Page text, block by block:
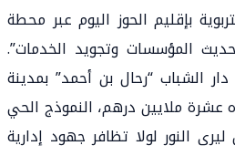
بإقليم الحوز اليوم عبر محطة
المؤسسات وتجويد الخدمات”.
الشباب “رحال بن أحمد” بمدينة
عشرة ملايين درهم، النموذج الحي
النور لولا تظافر جهود إدارية